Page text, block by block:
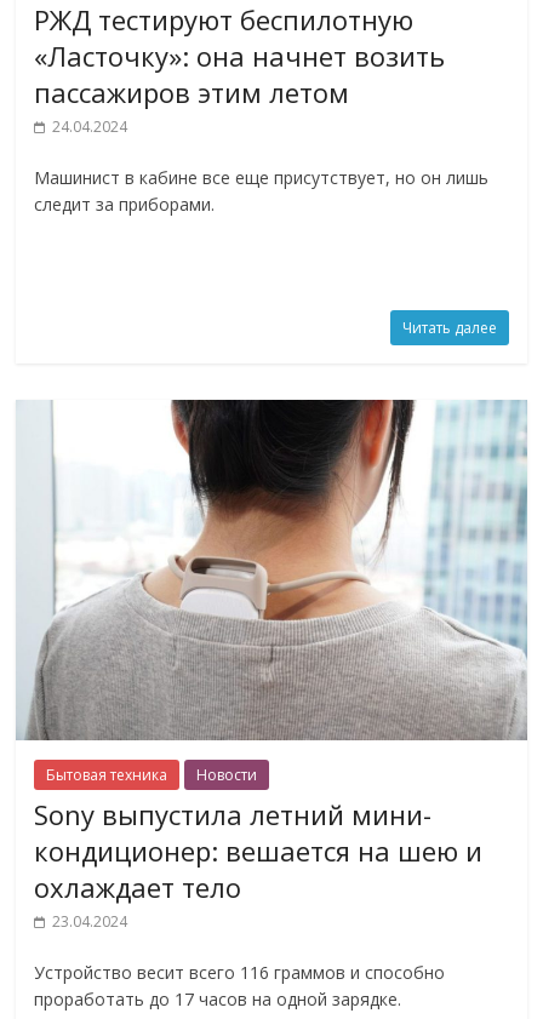
РЖД тестируют беспилотную
«Ласточку»: она начнет возить
пассажиров этим летом
24.04.2024
Машинист в кабине все еще присутствует, но он лишь
следит за приборами.
Читать далее
Бытовая техника Новости
Sony выпустила летний мини-
кондиционер: вешается на шею и
охлаждает тело
23.04.2024
Устройство весит всего 116 граммов и способно
проработать до 17 часов на одной зарядке.